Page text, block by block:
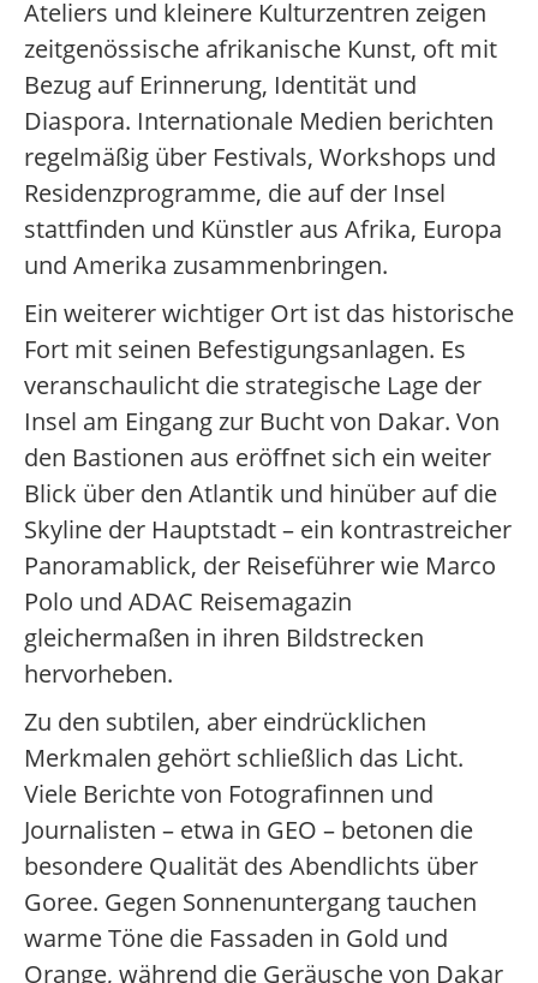
Ateliers und kleinere Kulturzentren zeigen
zeitgenössische afrikanische Kunst, oft mit
Bezug auf Erinnerung, Identität und
Diaspora. Internationale Medien berichten
regelmäßig über Festivals, Workshops und
Residenzprogramme, die auf der Insel
stattfinden und Künstler aus Afrika, Europa
und Amerika zusammenbringen.
Ein weiterer wichtiger Ort ist das historische
Fort mit seinen Befestigungsanlagen. Es
veranschaulicht die strategische Lage der
Insel am Eingang zur Bucht von Dakar. Von
den Bastionen aus eröffnet sich ein weiter
Blick über den Atlantik und hinüber auf die
Skyline der Hauptstadt – ein kontrastreicher
Panoramablick, der Reiseführer wie Marco
Polo und ADAC Reisemagazin
gleichermaßen in ihren Bildstrecken
hervorheben.
Zu den subtilen, aber eindrücklichen
Merkmalen gehört schließlich das Licht.
Viele Berichte von Fotografinnen und
Journalisten – etwa in GEO – betonen die
besondere Qualität des Abendlichts über
Goree. Gegen Sonnenuntergang tauchen
warme Töne die Fassaden in Gold und
Orange, während die Geräusche von Dakar